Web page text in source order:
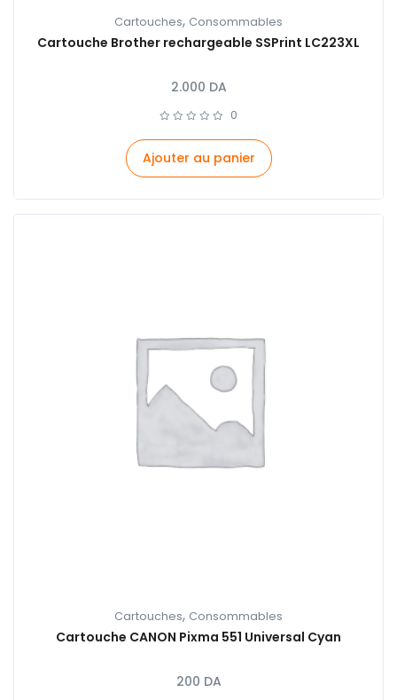
Cartouches, Consommables
Cartouche Brother rechargeable SSPrint LC223XL
2.000 DA
0
Ajouter au panier
Cartouches, Consommables
Cartouche CANON Pixma 551 Universal Cyan
200 DA